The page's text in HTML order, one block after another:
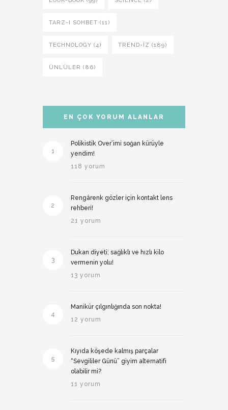
TARZ-I SOHBET (11)
TECHNOLOGY (4) TREND-IZ (189)
ÜNLÜLER (86)
EN ÇOK YORUM ALANLAR
1
Polikistik Over’imi soğan kürüyle
yendim!
118 yorum
2
Rengârenk gözler için kontakt lens
rehberi!
21 yorum
3
Dukan diyeti; sağlıklı ve hızlı kilo
vermenin yolu!
13 yorum
4
Manikür çılgınlığında son nokta!
12 yorum
5
Kıyıda köşede kalmış parçalar
“Sevgililer Günü” giyim alternatifi
olabilir mi?
11 yorum